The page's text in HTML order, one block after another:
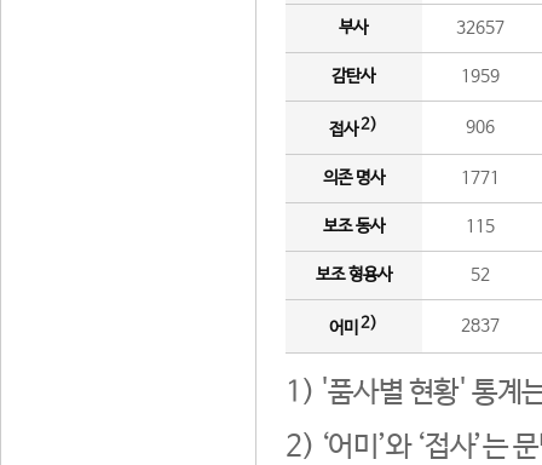
부사 32657
감탄사 1959
접사2) 906
의존 명사 1771
보조 동사 115
보조 형용사 52
어미 2) 2837
1) '품사별 현황' 통계
2) ‘어미’와 ‘접사’는